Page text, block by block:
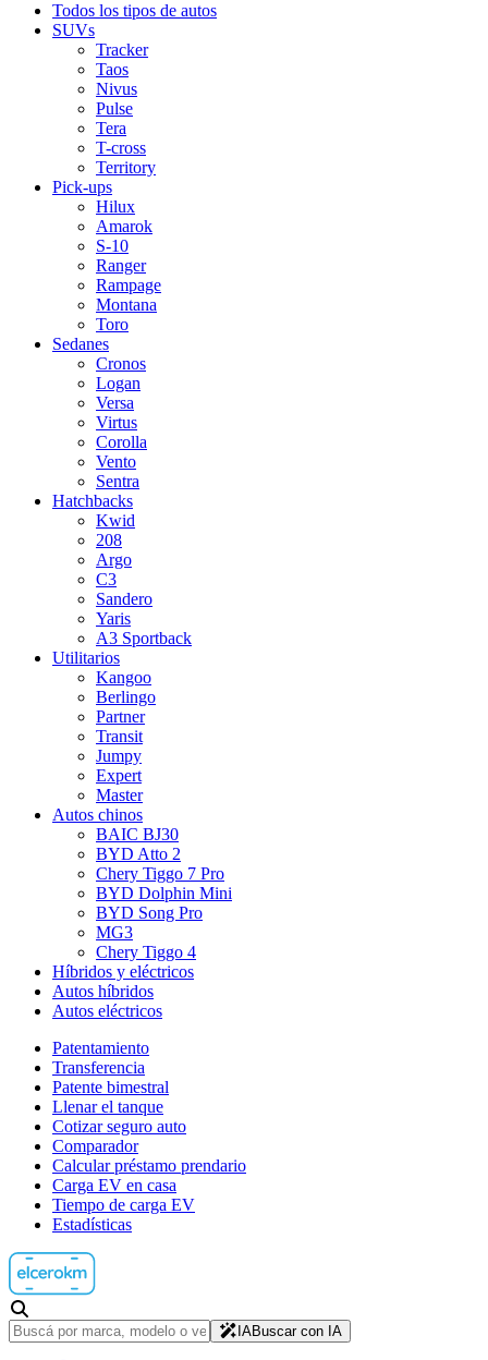
Todos los tipos de autos
SUVs
Tracker
Taos
Nivus
Pulse
Tera
T-cross
Territory
Pick-ups
Hilux
Amarok
S-10
Ranger
Rampage
Montana
Toro
Sedanes
Cronos
Logan
Versa
Virtus
Corolla
Vento
Sentra
Hatchbacks
Kwid
208
Argo
C3
Sandero
Yaris
A3 Sportback
Utilitarios
Kangoo
Berlingo
Partner
Transit
Jumpy
Expert
Master
Autos chinos
BAIC BJ30
BYD Atto 2
Chery Tiggo 7 Pro
BYD Dolphin Mini
BYD Song Pro
MG3
Chery Tiggo 4
Híbridos y eléctricos
Autos híbridos
Autos eléctricos
Patentamiento
Transferencia
Patente bimestral
Llenar el tanque
Cotizar seguro auto
Comparador
Calcular préstamo prendario
Carga EV en casa
Tiempo de carga EV
Estadísticas
IABuscar con IA